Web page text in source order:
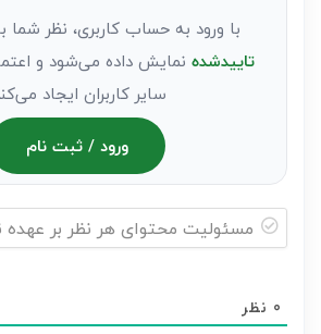
با ورود به حساب کاربری، نظر شما
تاییدشده نمایش داده می‌شود و
سایر کاربران ایجاد
ورود / ثبت نام
هر
0 نظر